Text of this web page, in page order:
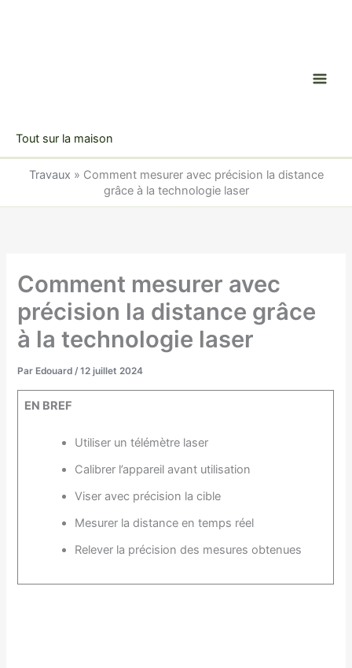
Tout sur la maison
Travaux » Comment mesurer avec précision la distance
grâce à la technologie laser
Comment mesurer avec
précision la distance grâce
à la technologie laser
Par Edouard/12 juillet 2024
EN BREF
Utiliser un télémètre laser
Calibrer l’appareil avant utilisation
Viser avec précision la cible
Mesurer la distance en temps réel
Relever la précision des mesures obtenues